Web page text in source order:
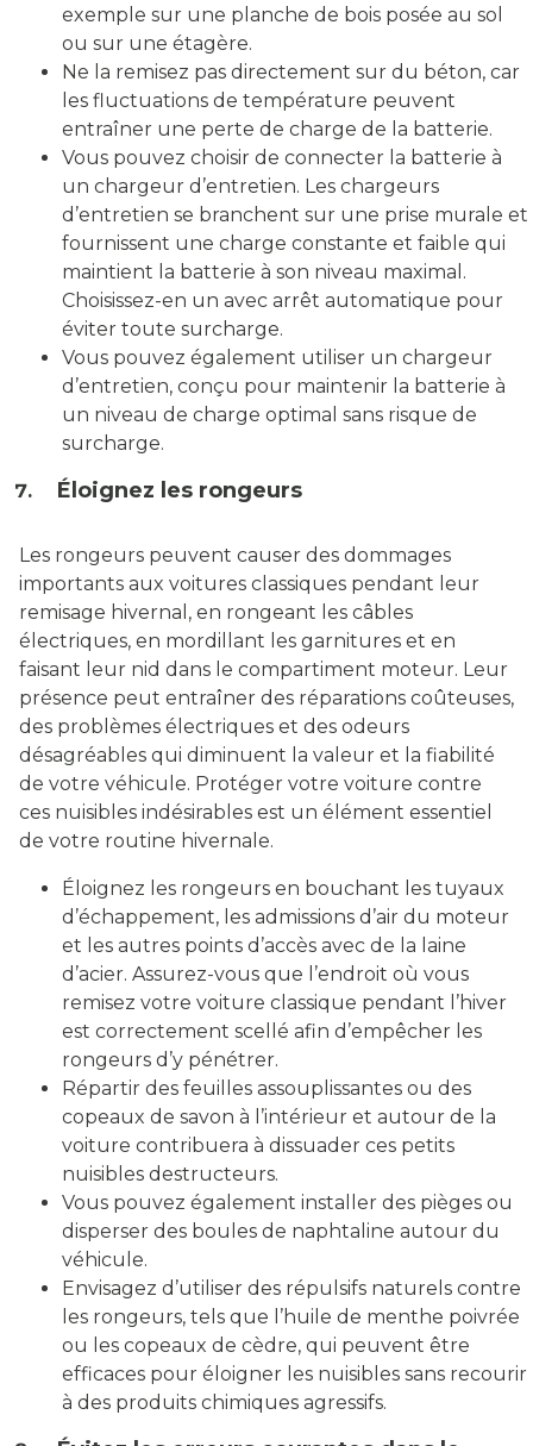
exemple sur une planche de bois posée au sol
ou sur une étagère.
Ne la remisez pas directement sur du béton, car
les fluctuations de température peuvent
entraîner une perte de charge de la batterie.
Vous pouvez choisir de connecter la batterie à
un chargeur d’entretien. Les chargeurs
d’entretien se branchent sur une prise murale et
fournissent une charge constante et faible qui
maintient la batterie à son niveau maximal.
Choisissez-en un avec arrêt automatique pour
éviter toute surcharge.
Vous pouvez également utiliser un chargeur
d’entretien, conçu pour maintenir la batterie à
un niveau de charge optimal sans risque de
surcharge.
Éloignez les rongeurs
Les rongeurs peuvent causer des dommages
importants aux voitures classiques pendant leur
remisage hivernal, en rongeant les câbles
électriques, en mordillant les garnitures et en
faisant leur nid dans le compartiment moteur. Leur
présence peut entraîner des réparations coûteuses,
des problèmes électriques et des odeurs
désagréables qui diminuent la valeur et la fiabilité
de votre véhicule. Protéger votre voiture contre
ces nuisibles indésirables est un élément essentiel
de votre routine hivernale.
Éloignez les rongeurs en bouchant les tuyaux
d’échappement, les admissions d’air du moteur
et les autres points d’accès avec de la laine
d’acier. Assurez-vous que l’endroit où vous
remisez votre voiture classique pendant l’hiver
est correctement scellé afin d’empêcher les
rongeurs d’y pénétrer.
Répartir des feuilles assouplissantes ou des
copeaux de savon à l’intérieur et autour de la
voiture contribuera à dissuader ces petits
nuisibles destructeurs.
Vous pouvez également installer des pièges ou
disperser des boules de naphtaline autour du
véhicule.
Envisagez d’utiliser des répulsifs naturels contre
les rongeurs, tels que l’huile de menthe poivrée
ou les copeaux de cèdre, qui peuvent être
efficaces pour éloigner les nuisibles sans recourir
à des produits chimiques agressifs.